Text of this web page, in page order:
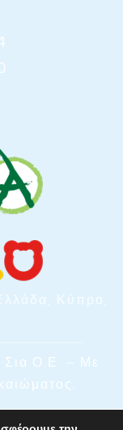
Κύπρο,
Σια Ο.Ε. – Με